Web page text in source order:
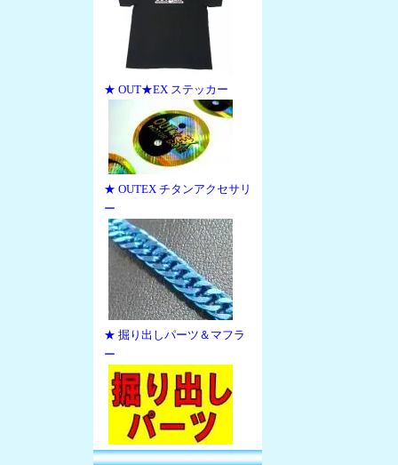
★ OUT★EX ステッカー
★ OUTEX チタンアクセサリ
ー
★ 掘り出しパーツ＆マフラ
ー